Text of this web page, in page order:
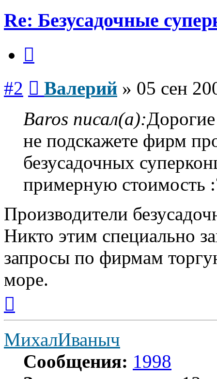
Re: Безусадочные
#2 Валерий » 05 сен
Baros писал(а):
не подскажете фирм
безусадочных
примерную стоимость
Производители
Никто этим специально
запросы по фирмам
море.
началу
МихалИваныч
Сообщения: 1998